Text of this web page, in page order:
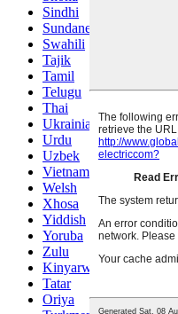
Sindhi
Sundanese
Swahili
Tajik
Tamil
Telugu
Thai
Ukrainian
Urdu
Uzbek
Vietnamese
Welsh
Xhosa
Yiddish
Yoruba
Zulu
Kinyarwanda
Tatar
Oriya